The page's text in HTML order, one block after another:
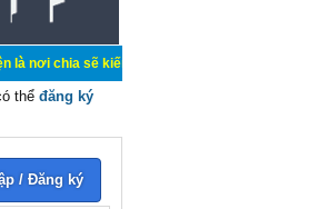
sẽ kiến thức kinh nghiệm trong lãnh vực
thể đăng ký
/ Đăng ký